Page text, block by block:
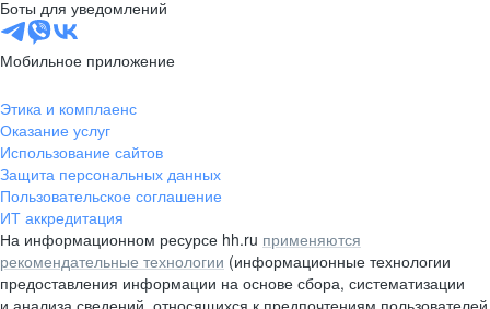
Боты для уведомлений
Мобильное приложение
Этика и комплаенс
Оказание услуг
Использование сайтов
Защита персональных данных
Пользовательское соглашение
ИТ аккредитация
На информационном ресурсе hh.ru применяются
рекомендательные технологии (информационные технологии
предоставления информации на основе сбора, систематизации
и анализа сведений, относящихся к предпочтениям пользователей